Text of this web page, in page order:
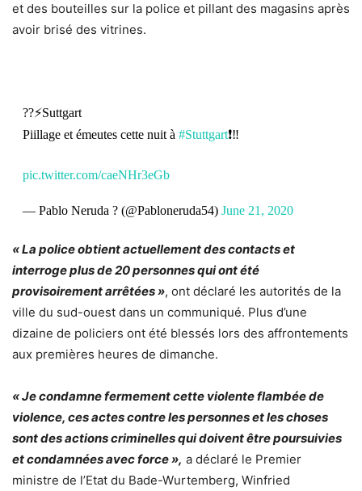
et des bouteilles sur la police et pillant des magasins après
avoir brisé des vitrines.
??⚡Suttgart
Piillage et émeutes cette nuit à #Stuttgart❗‼️
pic.twitter.com/caeNHr3eGb
— Pablo Neruda ? (@Pabloneruda54) June 21, 2020
« La police obtient actuellement des contacts et
interroge plus de 20 personnes qui ont été
provisoirement arrêtées », ont déclaré les autorités de la
ville du sud-ouest dans un communiqué. Plus d’une
dizaine de policiers ont été blessés lors des affrontements
aux premières heures de dimanche.
« Je condamne fermement cette violente flambée de
violence, ces actes contre les personnes et les choses
sont des actions criminelles qui doivent être poursuivies
et condamnées avec force », a déclaré le Premier
ministre de l’Etat du Bade-Wurtemberg, Winfried